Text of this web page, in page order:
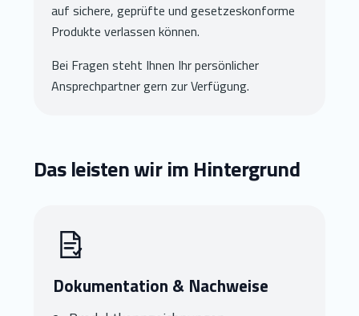
auf sichere, geprüfte und gesetzeskonforme
Produkte verlassen können.
Bei Fragen steht Ihnen Ihr persönlicher
Ansprechpartner gern zur Verfügung.
Das leisten wir im Hintergrund
Dokumentation & Nachweise